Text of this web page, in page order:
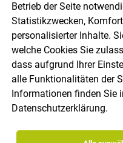
Meran Vollzeit
Betrieb der Seite
Statistikzwecken,
personalisierter Inhalte.
welche Cookies Sie
dass aufgrund Ihrer
alle Funktionalitäten der
Informationen finden Sie
Datenschutzerklärung.